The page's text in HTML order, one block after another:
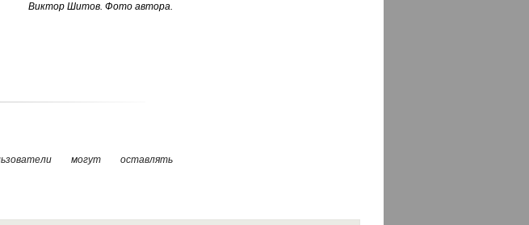
Виктор Шитов. Фото автора.
могут оставлять